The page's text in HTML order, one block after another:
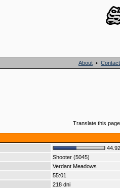
About • Contact
Translate this
Shooter (5045)
Verdant Meadows
55:01
218 dni